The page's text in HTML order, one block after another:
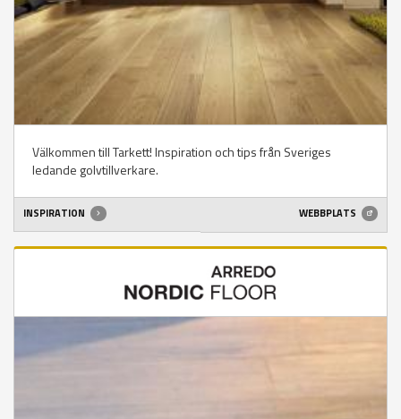
Välkommen till Tarkett! Inspiration och tips från Sveriges
ledande golvtillverkare.
INSPIRATION WEBBPLATS